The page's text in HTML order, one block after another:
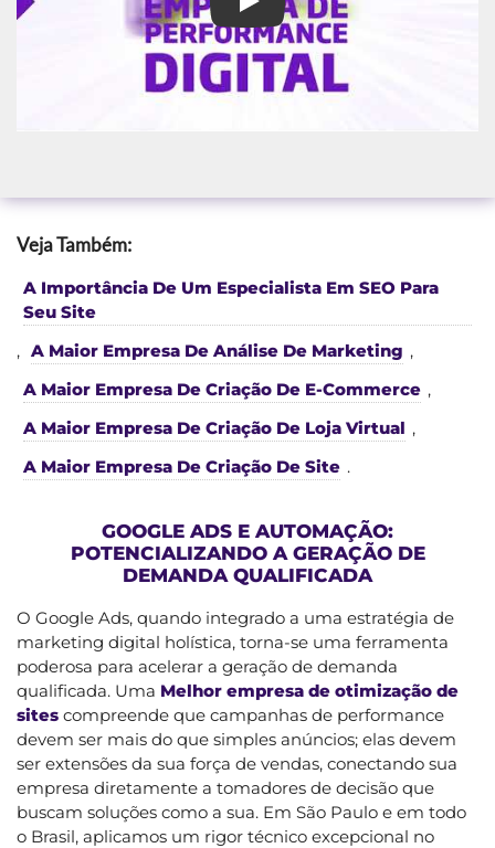
Melhor empresa de otimização
Veja Também:
A Importância De Um Especialista Em SEO Para
Seu Site
, A Maior Empresa De Análise De Marketing ,
A Maior Empresa De Criação De E-Commerce ,
A Maior Empresa De Criação De Loja Virtual ,
A Maior Empresa De Criação De Site .
GOOGLE ADS E AUTOMAÇÃO:
POTENCIALIZANDO A GERAÇÃO DE
DEMANDA QUALIFICADA
O Google Ads, quando integrado a uma estratégia de
marketing digital holística, torna-se uma ferramenta
poderosa para acelerar a geração de demanda
qualificada. Uma Melhor empresa de otimização de
sites compreende que campanhas de performance
devem ser mais do que simples anúncios; elas devem
ser extensões da sua força de vendas, conectando sua
empresa diretamente a tomadores de decisão que
buscam soluções como a sua. Em São Paulo e em todo
o Brasil, aplicamos um rigor técnico excepcional no